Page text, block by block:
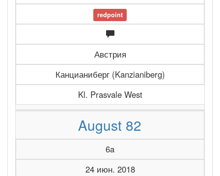
redpoint
Австрия
Канцианиберг (Kanzianiberg)
Kl. Prasvale West
August 82
6a
24 июн. 2018